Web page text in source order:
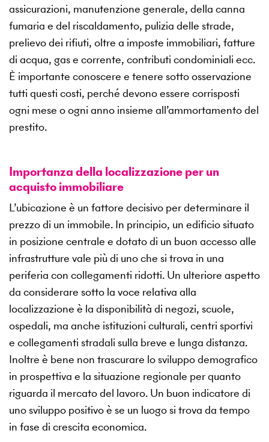
assicurazioni, manutenzione generale, della canna
fumaria e del riscaldamento, pulizia delle strade,
prelievo dei rifiuti, oltre a imposte immobiliari, fatture
di acqua, gas e corrente, contributi condominiali ecc.
È importante conoscere e tenere sotto osservazione
tutti questi costi, perché devono essere corrisposti
ogni mese o ogni anno insieme all’ammortamento del
prestito.
Importanza della localizzazione per un
acquisto immobiliare
L’ubicazione è un fattore decisivo per determinare il
prezzo di un immobile. In principio, un edificio situato
in posizione centrale e dotato di un buon accesso alle
infrastrutture vale più di uno che si trova in una
periferia con collegamenti ridotti. Un ulteriore aspetto
da considerare sotto la voce relativa alla
localizzazione è la disponibilità di negozi, scuole,
ospedali, ma anche istituzioni culturali, centri sportivi
e collegamenti stradali sulla breve e lunga distanza.
Inoltre è bene non trascurare lo sviluppo demografico
in prospettiva e la situazione regionale per quanto
riguarda il mercato del lavoro. Un buon indicatore di
uno sviluppo positivo è se un luogo si trova da tempo
in fase di crescita economica.